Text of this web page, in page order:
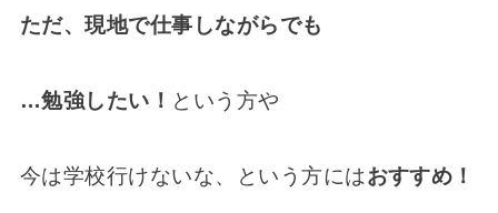
ただ、現地で仕事しながらでも
…勉強したい！ という方や
今は学校行けないな、という方にはおすすめ！